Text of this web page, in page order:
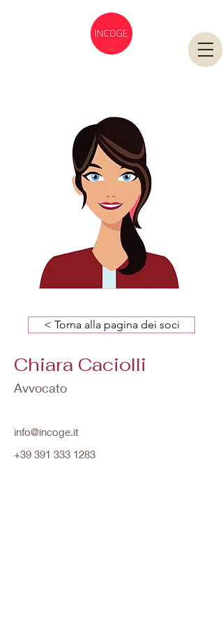
< Torna alla pagina dei soci
Chiara Caciolli
Avvocato
info@incoge.it
+39 391 333 1283